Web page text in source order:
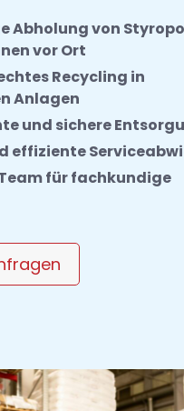
Abholung von
vor Ort
Recycling in
Anlagen
und sichere
effiziente
für fachkundige